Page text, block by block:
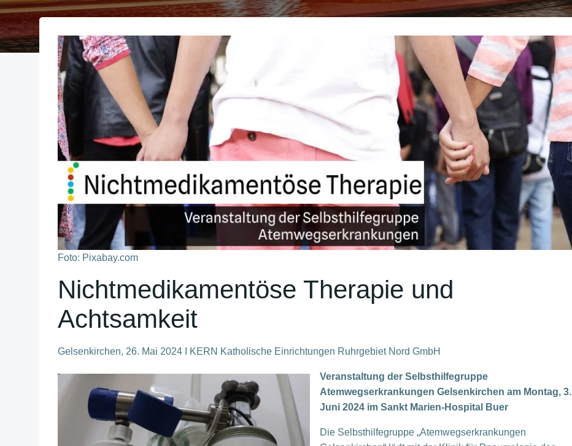
Foto: Pixabay.com
Nichtmedikamentöse Therapie und
Achtsamkeit
Gelsenkirchen, 26. Mai 2024 I KERN Katholische Einrichtungen Ruhrgebiet Nord GmbH
Veranstaltung der Selbsthilfegruppe
Atemwegserkrankungen Gelsenkirchen am Montag, 3.
Juni 2024 im Sankt Marien-Hospital Buer
Die Selbsthilfegruppe „Atemwegserkrankungen